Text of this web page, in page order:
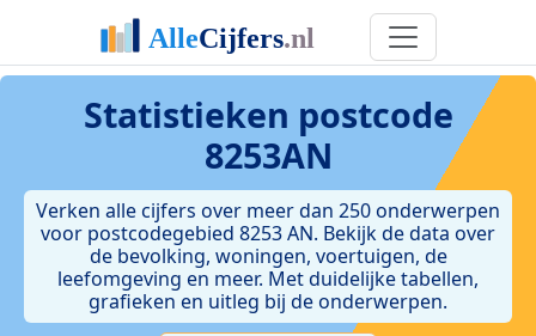
Statistieken postcode
8253AN
Verken alle cijfers over meer dan 250 onderwerpen
voor postcodegebied 8253 AN. Bekijk de data over
de bevolking, woningen, voertuigen, de
leefomgeving en meer. Met duidelijke tabellen,
grafieken en uitleg bij de onderwerpen.